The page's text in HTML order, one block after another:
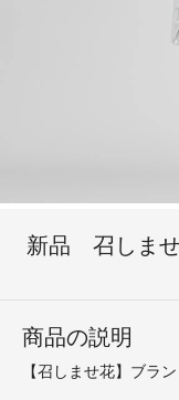
新品 召しま
商品の説明
【召しませ花】ブラ